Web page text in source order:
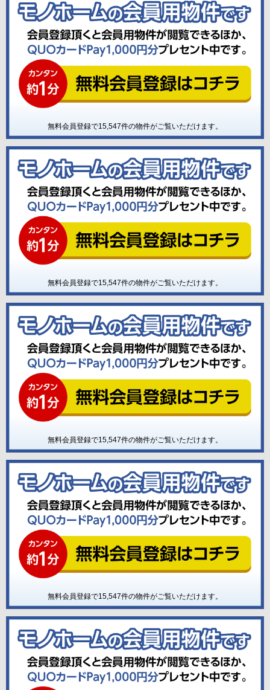
無料会員登録で15,547件の物件がご覧いただけます。
無料会員登録で15,547件の物件がご覧いただけます。
無料会員登録で15,547件の物件がご覧いただけます。
無料会員登録で15,547件の物件がご覧いただけます。